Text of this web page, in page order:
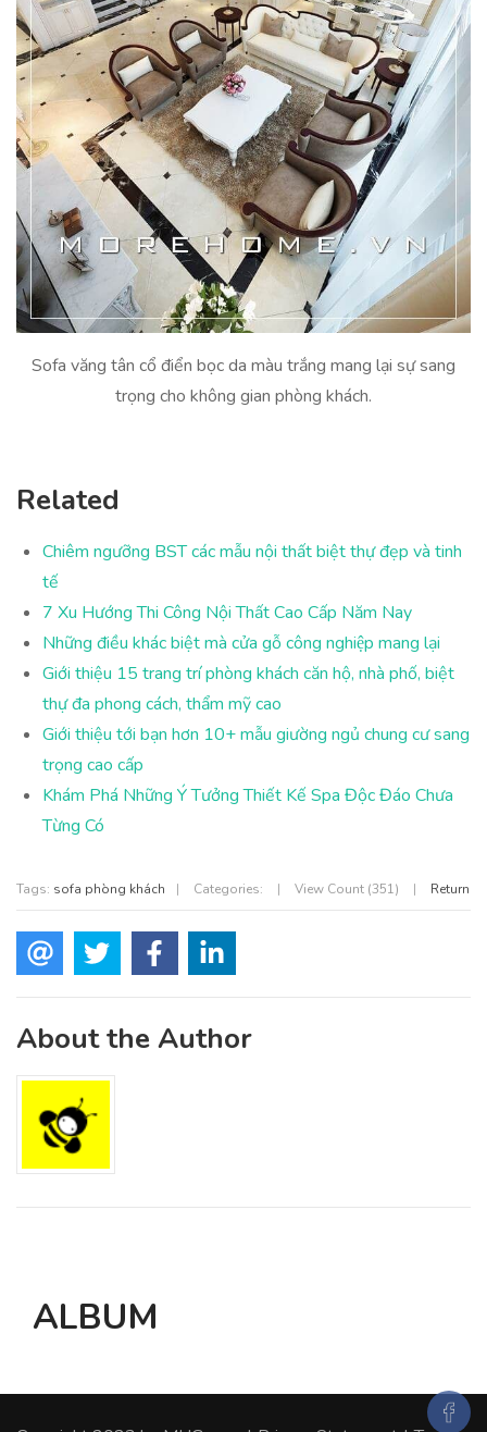
Sofa văng tân cổ điển bọc da màu trắng mang lại sự sang
trọng cho không gian phòng khách.
Related
Chiêm ngưỡng BST các mẫu nội thất biệt thự đẹp và tinh
tế
7 Xu Hướng Thi Công Nội Thất Cao Cấp Năm Nay
Những điều khác biệt mà cửa gỗ công nghiệp mang lại
Giới thiệu 15 trang trí phòng khách căn hộ, nhà phố, biệt
thự đa phong cách, thẩm mỹ cao
Giới thiệu tới bạn hơn 10+ mẫu giường ngủ chung cư sang
trọng cao cấp
Khám Phá Những Ý Tưởng Thiết Kế Spa Độc Đáo Chưa
Từng Có
Tags: sofa phòng khách | Categories: | View Count (351) | Return
About the Author
ALBUM